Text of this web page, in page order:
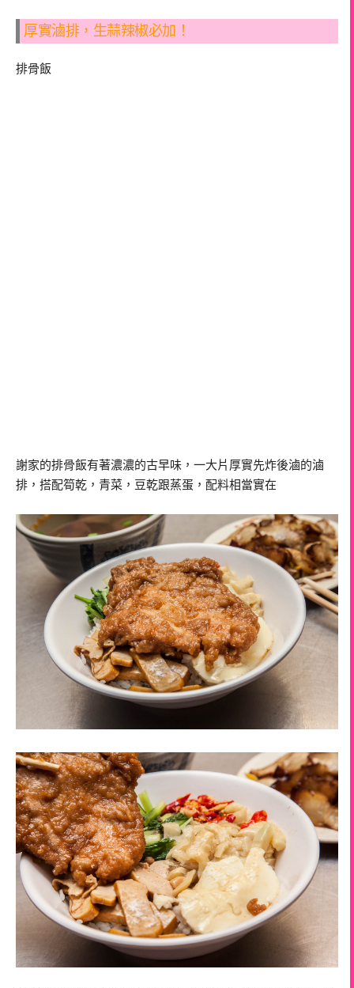
厚實滷排，生蒜辣椒必加！
排骨飯
謝家的排骨飯有著濃濃的古早味，一大片厚實先炸後滷的滷
排，搭配筍乾，青菜，豆乾跟蒸蛋，配料相當實在